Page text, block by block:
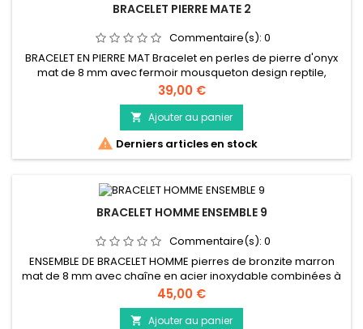
BRACELET PIERRE MATE 2
Commentaire(s): 0
BRACELET EN PIERRE MAT Bracelet en perles de pierre d'onyx
mat de 8 mm avec fermoir mousqueton design reptile,
pierres de malachite vertes
Prix
39,00 €
 Ajouter au panier
 Derniers articles en stock
BRACELET HOMME ENSEMBLE 9
Commentaire(s): 0
ENSEMBLE DE BRACELET HOMME pierres de bronzite marron
mat de 8 mm avec chaîne en acier inoxydable combinées à
un fermoir à mousqueton reptile comme un ensemble
Prix
45,00 €
 Ajouter au panier